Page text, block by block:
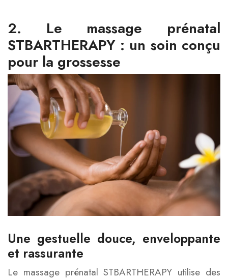
2. Le massage prénatal
STBARTHERAPY : un soin conçu
pour la grossesse
Une gestuelle douce, enveloppante
et rassurante
Le massage prénatal STBARTHERAPY utilise des